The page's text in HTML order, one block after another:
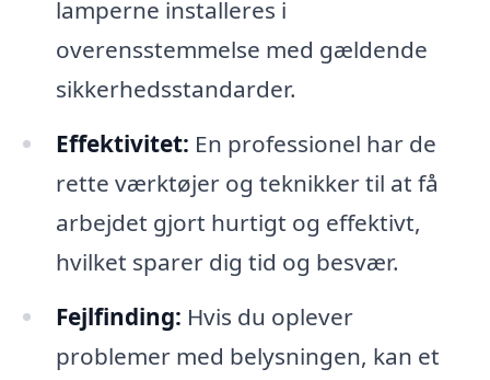
lamperne installeres i
overensstemmelse med gældende
sikkerhedsstandarder.
Effektivitet: En professionel har de
rette værktøjer og teknikker til at få
arbejdet gjort hurtigt og effektivt,
hvilket sparer dig tid og besvær.
Fejlfinding: Hvis du oplever
problemer med belysningen, kan et